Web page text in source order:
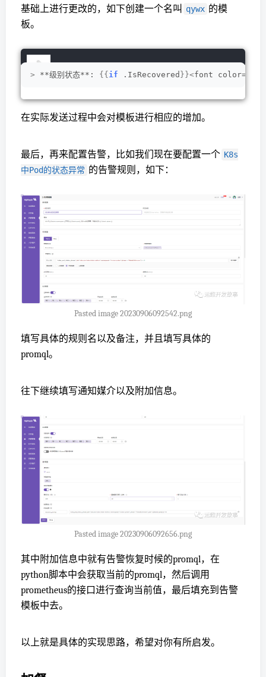
基础上进行更改的，如下创建一个名叫
qywx 的模
板。
> **级别状态**: {{ if .IsRecovered }}<font color=
在实际发送过程中会对模板进行相应的增加。
最后，再来配置告警，比如我们现在要配置一个 K8s
中Pod的状态异常 的告警规则，如下：
Pasted image 20230906092542.png
填写具体的规则名以及备注，并且填写具体的
promql。
往下继续填写通知媒介以及附加信息。
Pasted image 20230906092656.png
其中附加信息中就有告警恢复时候的promql，在
python脚本中会获取当前的promql，然后调用
prometheus的接口进行查询当前值，最后填充到告警
模板中去。
以上就是具体的实现思路，希望对你有所启发。